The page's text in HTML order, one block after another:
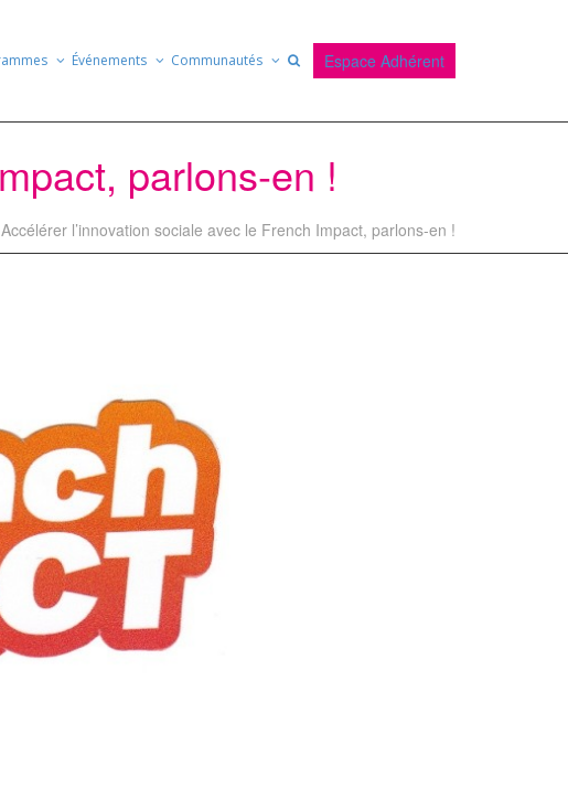
Événements Communautés Espace Adhérent
parlons-en !
Accélérer l’innovation sociale avec le French Impact, parlons-en !